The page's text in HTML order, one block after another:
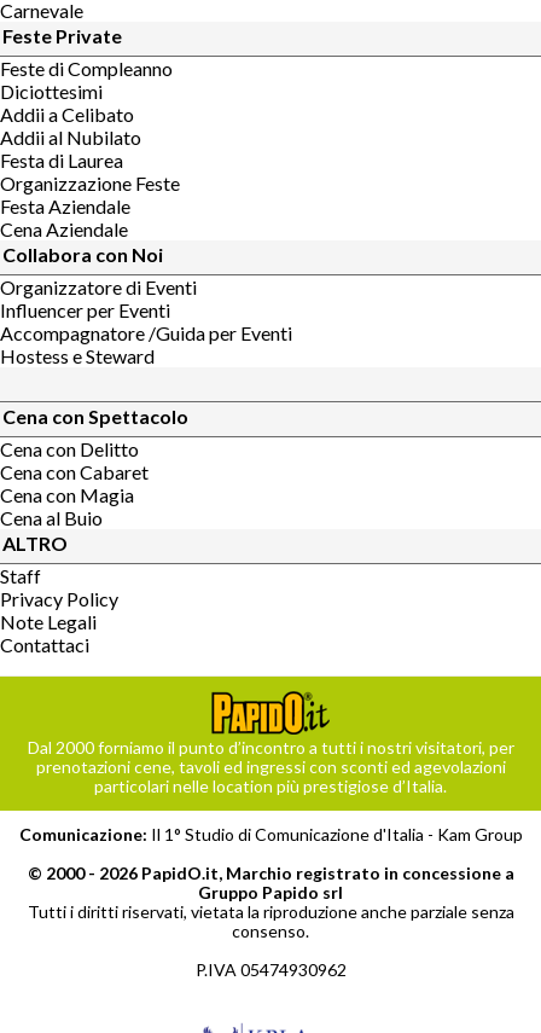
Carnevale
Feste Private
Feste di Compleanno
Diciottesimi
Addii a Celibato
Addii al Nubilato
Festa di Laurea
Organizzazione Feste
Festa Aziendale
Cena Aziendale
Collabora con Noi
Organizzatore di Eventi
Influencer per Eventi
Accompagnatore /Guida per Eventi
Hostess e Steward
Cena con Spettacolo
Cena con Delitto
Cena con Cabaret
Cena con Magia
Cena al Buio
ALTRO
Staff
Privacy Policy
Note Legali
Contattaci
Dal 2000 forniamo il punto d’incontro a tutti i nostri visitatori, per
prenotazioni cene, tavoli ed ingressi con sconti ed agevolazioni
particolari nelle location più prestigiose d’Italia.
Comunicazione: Il 1° Studio di Comunicazione d'Italia - Kam Group
© 2000 - 2026 PapidO.it, Marchio registrato in concessione a
Gruppo Papido srl
Tutti i diritti riservati, vietata la riproduzione anche parziale senza
consenso.
P.IVA 05474930962